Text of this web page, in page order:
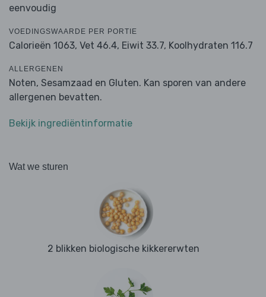
eenvoudig
VOEDINGSWAARDE PER PORTIE
Calorieën 1063, Vet 46.4, Eiwit 33.7, Koolhydraten 116.7
ALLERGENEN
Noten, Sesamzaad en Gluten. Kan sporen van andere
allergenen bevatten.
Bekijk ingrediëntinformatie
Wat we sturen
2 blikken biologische kikkererwten